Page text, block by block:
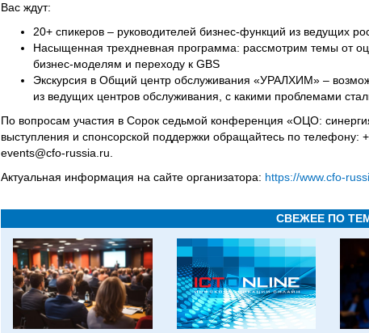
Вас ждут:
20+ спикеров – руководителей бизнес-функций из ведущих
Насыщенная трехдневная программа: рассмотрим темы от
бизнес-моделям и переходу к GBS
Экскурсия в Общий центр обслуживания «УРАЛХИМ» –
из ведущих центров обслуживания, с какими проблемами
По вопросам участия в Сорок седьмой конференция «ОЦО:
выступления и спонсорской поддержки обращайтесь по телефону:
events@cfo-russia.ru.
Актуальная информация на сайте организатора: https://www.cfo-
СВЕЖЕЕ ПО